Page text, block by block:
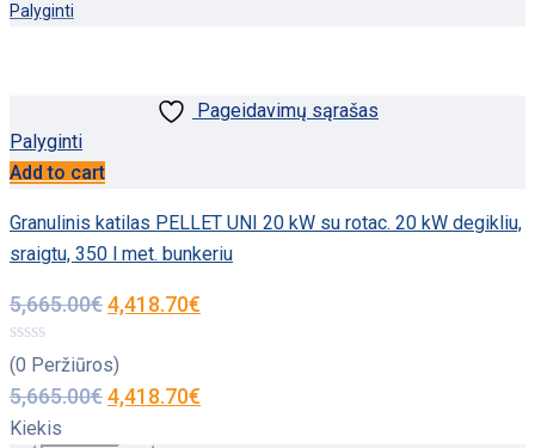
Palyginti
Pageidavimų sąrašas
Palyginti
Add to cart
Granulinis katilas PELLET UNI 20 kW su rotac. 20 kW degikliu,
sraigtu, 350 l met. bunkeriu
5,665.00€4,418.70€
(0 Peržiūros)
5,665.00€4,418.70€
Kiekis